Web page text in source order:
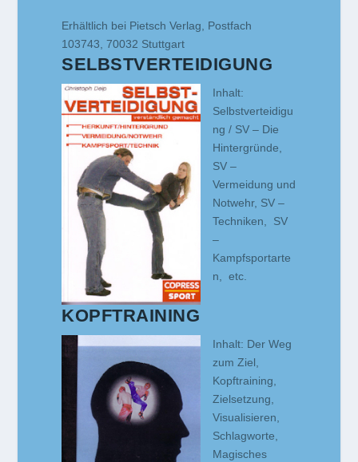
Erhältlich bei Pietsch Verlag, Postfach
103743, 70032 Stuttgart
SELBSTVERTEIDIGUNG
Inhalt:
Selbstverteidigu
ng / SV – Die
Hintergründe,
SV –
Vermeidung und
Notwehr, SV –
Techniken, SV
–
Kampfsportarte
n, etc.
KOPFTRAINING
Inhalt: Der Weg
zum Ziel,
Kopftraining,
Zielsetzung,
Visualisieren,
Schlagworte,
Magisches